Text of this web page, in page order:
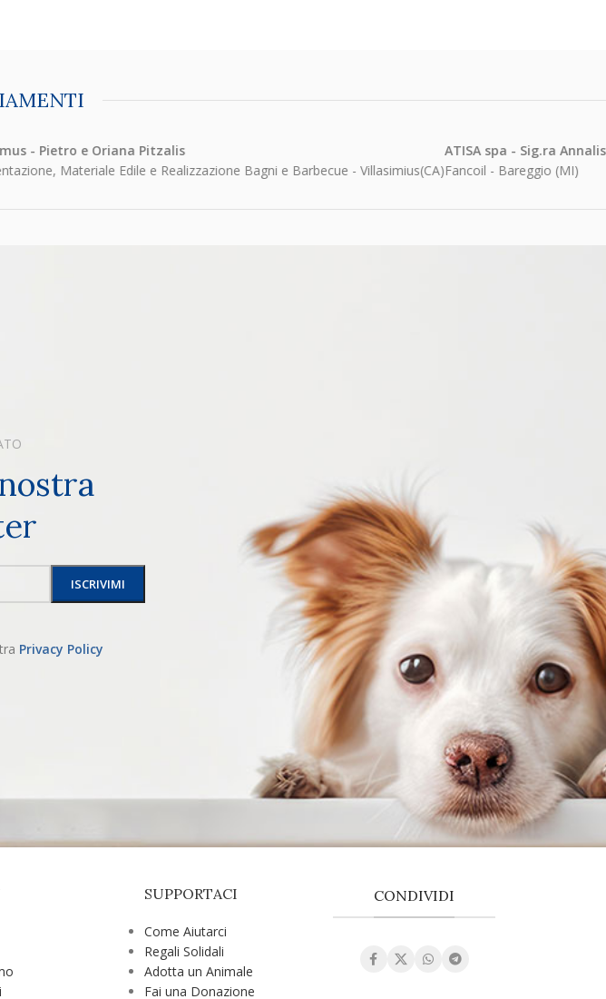
Oriana Pitzalis
Edile e Realizzazione Bagni e Barbecue - Villasimius(CA)
ATISA spa - Sig.ra Annalisa Sala
Fancoil - Bareggio (MI)
Privacy Policy
SUPPORTACI
Come Aiutarci
Regali Solidali
Adotta un Animale
Fai una Donazione
CONDIVIDI